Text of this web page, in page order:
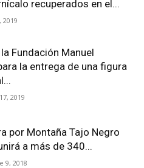
recuperados en el...
2019
Fundación Manuel
la entrega de una figura
2019
por Montaña Tajo Negro
a más de 340...
9, 2018